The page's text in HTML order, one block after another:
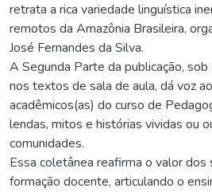
retrata a rica variedade linguística
remotos da Amazônia Brasileira,
José Fernandes da Silva.
A Segunda Parte da publicação,
nos textos de sala de aula, dá voz
acadêmicos(as) do curso de
lendas, mitos e histórias vividas ou
comunidades.
Essa coletânea reafirma o valor dos
formação docente, articulando o